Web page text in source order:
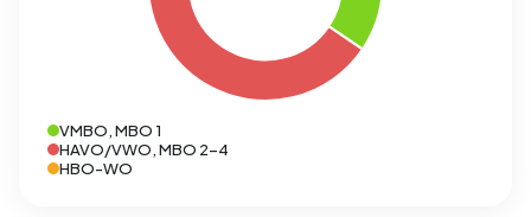
VMBO, MBO 1
HAVO/VWO, MBO 2-4
HBO-WO